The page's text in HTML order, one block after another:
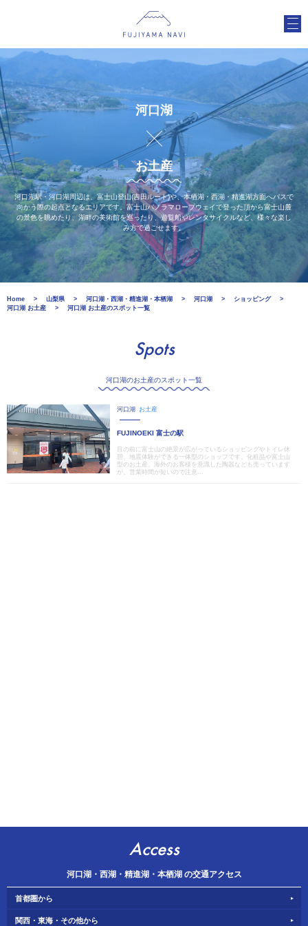
河口湖
お土産
河口湖駅・河口湖周辺は、富士山登山(吉田ルート)や、本栖湖・西湖・精進湖方面へバスで
向かう際の起点となるエリアです。富士山パノラマロープウェイで登った頂から富士山麓
の景色を眺めたり、湖畔の美術館を巡ったり、遊覧船やレンタサイクルなど、様々な楽し
み方で過ごせます。
Home 山梨県 河口湖・西湖・精進湖・本栖湖 河口湖
ショッピング
河口湖 お土産
河口湖 お土産のスポット一覧
Spots
河口湖のお土産のスポット一覧
河口湖 お土産
FUJINOEKI 富士の駅
目の前に富士山の絶景が広がっているショッピングやトイレ休
憩、地震体験ができる一体型のショップです。化粧品や富士山
型のお土産、海外のお客様を意識した陶器なども売っています
が、営業時間が短いので注意...
Access
河口湖・西湖・精進湖・本栖湖 の交通アクセス
首都圏から
関西・東海・その他から